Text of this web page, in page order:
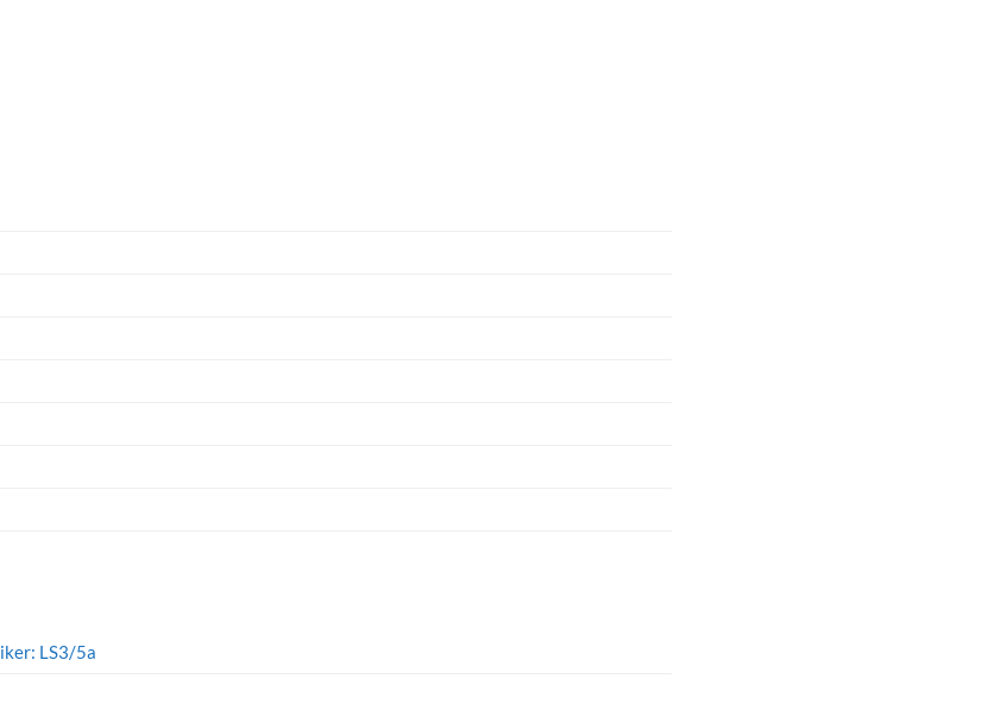
LS3/5a